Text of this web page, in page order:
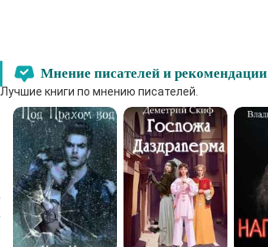
Мнение писателей и рекомендации
Лучшие книги по мнению писателей.